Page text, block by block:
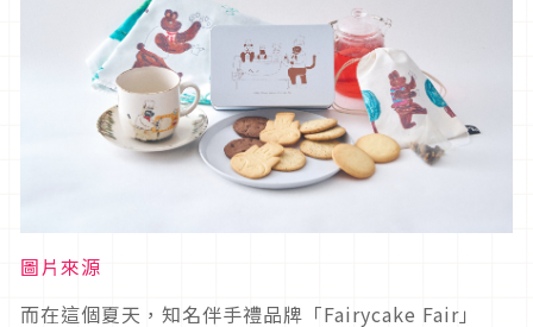
圖片來源
而在這個夏天，知名伴手禮品牌「Fairycake Fair」